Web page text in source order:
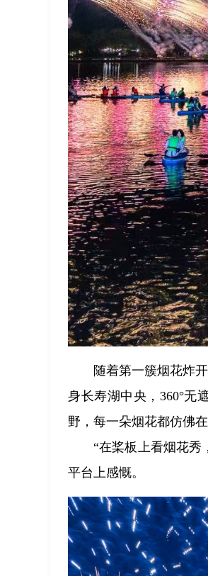
随着第一簇烟花炸
身长寿湖中央，360°无
野，每一朵烟花都仿佛
“在桨板上看烟花秀
平台上感慨。